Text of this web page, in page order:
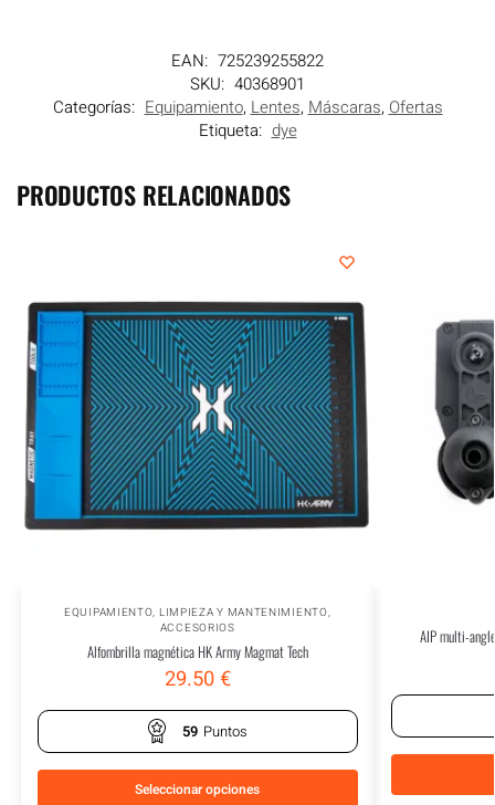
EAN: 725239255822
SKU: 40368901
Categorías: Equipamiento, Lentes, Máscaras, Ofertas
Etiqueta: dye
PRODUCTOS RELACIONADOS
EQUIPAMIENTO, LIMPIEZA Y MANTENIMIENTO,
ACCESORIOS
Alfombrilla magnética HK Army Magmat Tech
29.50€
59 Puntos
Seleccionar opciones
AIP multi-